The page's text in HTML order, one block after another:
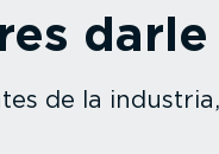
de la